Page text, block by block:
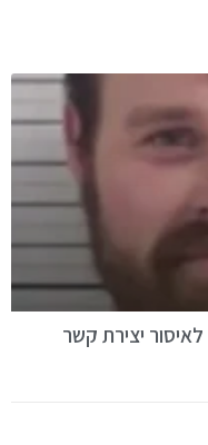
לאיסור יצירת קשר